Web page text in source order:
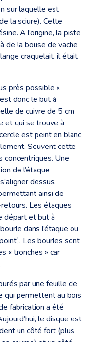
sur laquelle est
la sciure). Cette
A l’origine, la piste
de la bouse de vache
craquelait, il était
près possible «
donc le but à
de cuivre de 5 cm
et qui se trouve à
est peint en blanc
Souvent cette
concentriques. Une
de l’étaque
dessus.
ainsi de
Les étaques
départ et but à
dans l’étaque ou
Les bourles sont
« tronches » car
par une feuille de
qui permettent au bois
fabrication a été
le disque est
un côté fort (plus